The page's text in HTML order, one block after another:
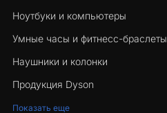
Ноутбуки и компьютеры
Умные часы и фитнесс-браслеты
Наушники и колонки
Продукция Dyson
Показать еще